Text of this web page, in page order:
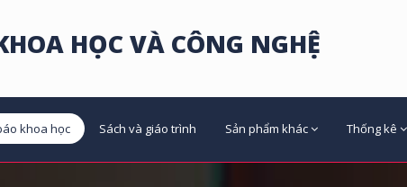
HỌC VÀ CÔNG NGHỆ
khoa học Sách và giáo trình Sản phẩm khác Thống kê